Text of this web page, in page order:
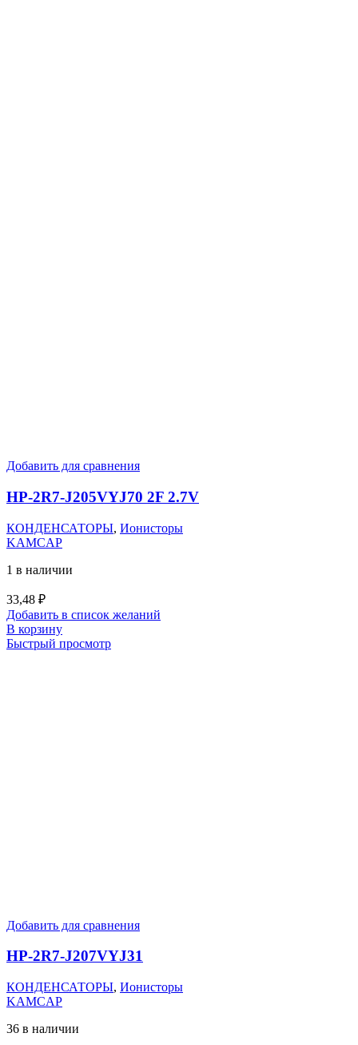
Добавить для сравнения
HP-2R7-J205VYJ70 2F 2.7V
КОНДЕНСАТОРЫ, Ионисторы
KAMCAP
1 в наличии
33,48 ₽
Добавить в список желаний
В корзину
Быстрый просмотр
Добавить для сравнения
HP-2R7-J207VYJ31
КОНДЕНСАТОРЫ, Ионисторы
KAMCAP
36 в наличии